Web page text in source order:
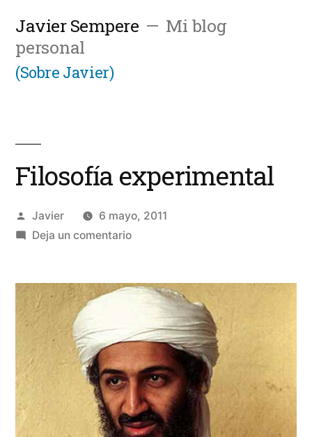
contenido
Javier Sempere
Mi blog
personal
(Sobre Javier)
Filosofía experimental
Publicado
por
Javier
6 mayo, 2011
Deja un comentarioen